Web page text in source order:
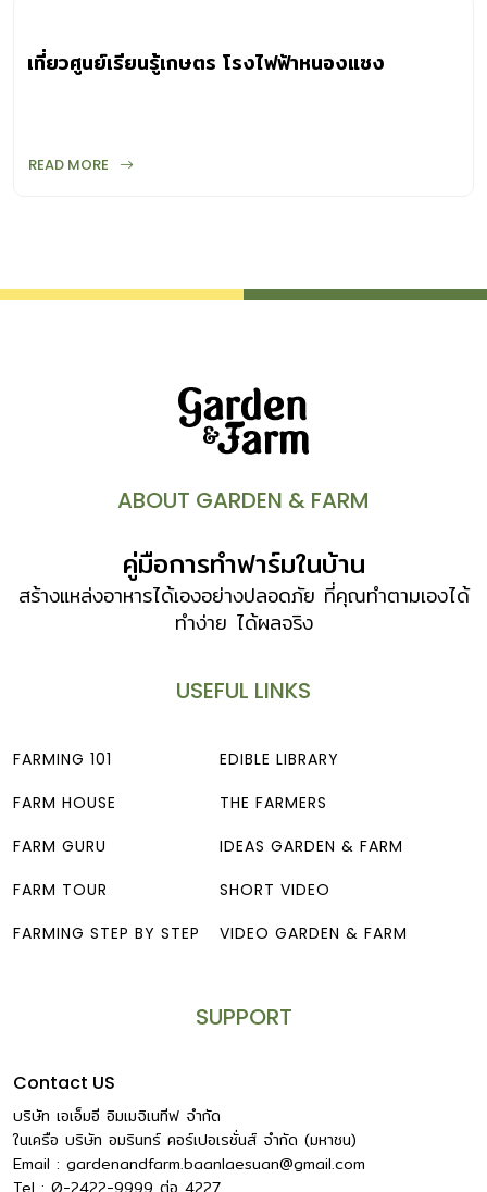
เที่ยวศูนย์เรียนรู้เกษตร โรงไฟฟ้าหนองแซง
READ MORE
ABOUT GARDEN & FARM
คู่มือการทำฟาร์มในบ้าน
สร้างแหล่งอาหารได้เองอย่างปลอดภัย ที่คุณทำตามเองได้
ทำง่าย ได้ผลจริง
USEFUL LINKS
FARMING 101
FARM HOUSE
FARM GURU
FARM TOUR
FARMING STEP BY STEP
EDIBLE LIBRARY
THE FARMERS
IDEAS GARDEN & FARM
SHORT VIDEO
VIDEO GARDEN & FARM
SUPPORT
Contact US
บริษัท เอเอ็มอี อิมเมจิเนทีฟ จำกัด
ในเครือ บริษัท อมรินทร์ คอร์เปอเรชั่นส์ จำกัด (มหาชน)
Email : gardenandfarm.baanlaesuan@gmail.com